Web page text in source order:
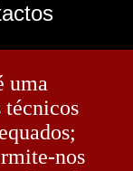
uma
técnicos
nos